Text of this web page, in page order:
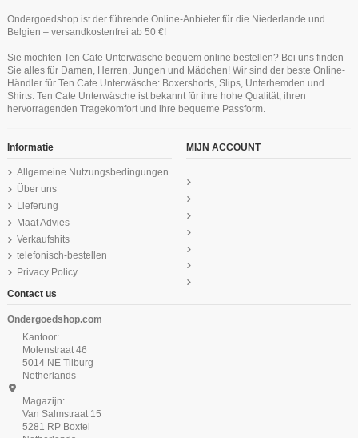
Ondergoedshop ist der führende Online-Anbieter für die Niederlande und
Belgien – versandkostenfrei ab 50 €!
Sie möchten Ten Cate Unterwäsche bequem online bestellen? Bei uns finden
Sie alles für Damen, Herren, Jungen und Mädchen! Wir sind der beste Online-
Händler für Ten Cate Unterwäsche: Boxershorts, Slips, Unterhemden und
Shirts. Ten Cate Unterwäsche ist bekannt für ihre hohe Qualität, ihren
hervorragenden Tragekomfort und ihre bequeme Passform.
Informatie
Allgemeine Nutzungsbedingungen
Über uns
Lieferung
Maat Advies
Verkaufshits
telefonisch-bestellen
Privacy Policy
MIJN ACCOUNT
Contact us
Ondergoedshop.com
Kantoor:
Molenstraat 46
5014 NE Tilburg
Netherlands
Magazijn:
Van Salmstraat 15
5281 RP Boxtel